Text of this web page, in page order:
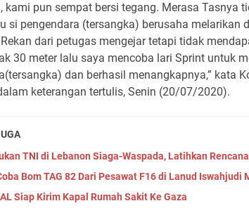
kami pun sempat bersi tegang. Merasa Tasnya
si pengendara (tersangka) berusaha melarikan
dari petugas mengejar tetapi tidak
30 meter lalu saya mencoba lari Sprint untuk
dan berhasil menangkapnya,” kata
keterangan tertulis, Senin (20/07/2020).
TNI di Lebanon Siaga-Waspada, Latihkan
Bom TAG 82 Dari Pesawat F16 di Lanud Iswahjudi
Siap Kirim Kapal Rumah Sakit Ke Gaza